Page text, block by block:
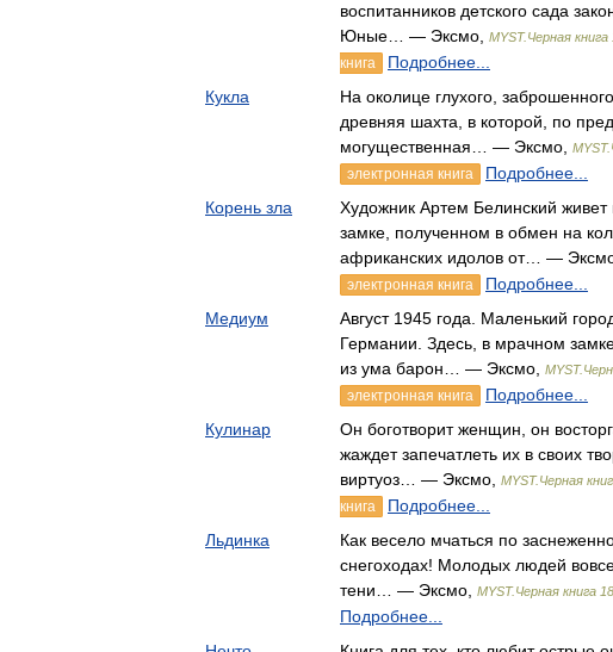
воспитанников детского сада
Юные… — Эксмо,
MYST.Черная книга
книга
Подробнее...
Кукла
На околице глухого,
древняя шахта, в которой, по
могущественная… — Эксмо,
электронная книга Подробнее...
Корень зла
Художник Артем Белинский живет
замке, полученном в обмен на
африканских идолов от… —
электронная книга Подробнее...
Медиум
Август 1945 года. Маленький
Германии. Здесь, в мрачном
из ума барон… — Эксмо,
электронная книга Подробнее...
Кулинар
Он боготворит женщин, он
жаждет запечатлеть их в своих
виртуоз… — Эксмо,
MYST.Черная
книга
Подробнее...
Льдинка
Как весело мчаться по
снегоходах! Молодых людей
тени… — Эксмо,
MYST.Черная книга
Подробнее...